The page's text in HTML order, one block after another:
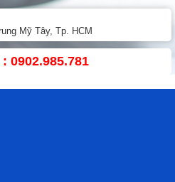
Mỹ Tây, Tp. HCM
0902.985.781